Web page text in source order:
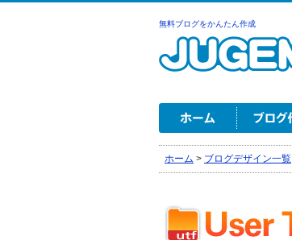
無料ブログをかんたん作成
ホーム > ブログデザイン一覧